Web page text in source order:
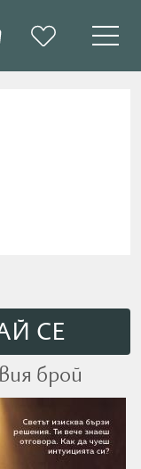
СE
брой